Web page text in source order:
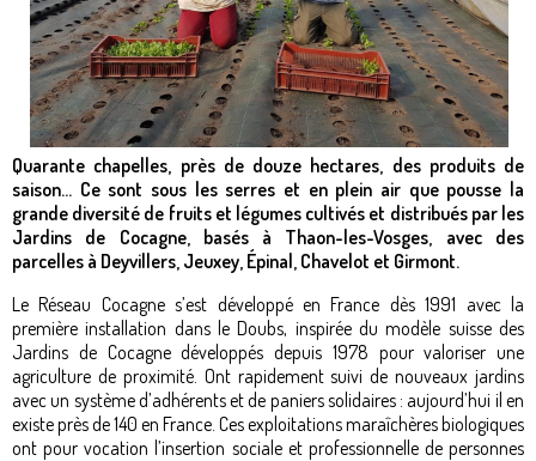
Quarante chapelles, près de douze hectares, des produits de
saison… Ce sont sous les serres et en plein air que pousse la
grande diversité de fruits et légumes cultivés et distribués par les
Jardins de Cocagne, basés à Thaon-les-Vosges, avec des
parcelles à Deyvillers, Jeuxey, Épinal, Chavelot et Girmont.
Le Réseau Cocagne s’est développé en France dès 1991 avec la
première installation dans le Doubs, inspirée du modèle suisse des
Jardins de Cocagne développés depuis 1978 pour valoriser une
agriculture de proximité. Ont rapidement suivi de nouveaux jardins
avec un système d’adhérents et de paniers solidaires : aujourd’hui il en
existe près de 140 en France. Ces exploitations maraîchères biologiques
ont pour vocation l’insertion sociale et professionnelle de personnes